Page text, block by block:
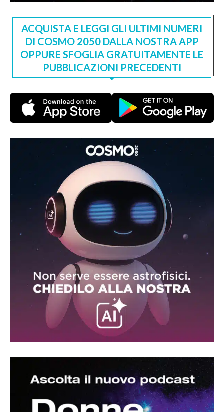
ACQUISTA E LEGGI GLI ULTIMI NUMERI
DI COSMO 2050 DALLA NOSTRA APP
OPPURE SFOGLIA GRATUITAMENTE LE
PUBBLICAZIONI PRECEDENTI